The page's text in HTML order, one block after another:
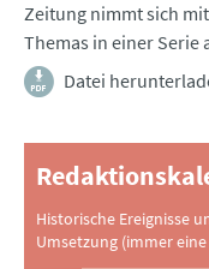
Zeitung nimmt sich
Themas in einer Serie
Datei
Historische Ereignisse
Umsetzung (immer